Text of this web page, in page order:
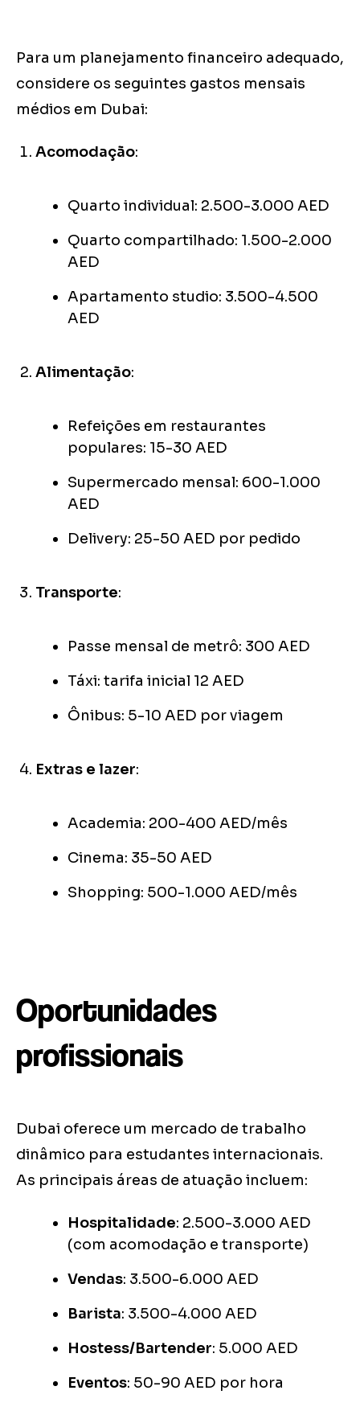
Para um planejamento financeiro adequado,
considere os seguintes gastos mensais
médios em Dubai:
Acomodação:
Quarto individual: 2.500-3.000 AED
Quarto compartilhado: 1.500-2.000
AED
Apartamento studio: 3.500-4.500
AED
Alimentação:
Refeições em restaurantes
populares: 15-30 AED
Supermercado mensal: 600-1.000
AED
Delivery: 25-50 AED por pedido
Transporte:
Passe mensal de metrô: 300 AED
Táxi: tarifa inicial 12 AED
Ônibus: 5-10 AED por viagem
Extras e lazer:
Academia: 200-400 AED/mês
Cinema: 35-50 AED
Shopping: 500-1.000 AED/mês
Oportunidades
profissionais
Dubai oferece um mercado de trabalho
dinâmico para estudantes internacionais.
As principais áreas de atuação incluem:
Hospitalidade: 2.500-3.000 AED
(com acomodação e transporte)
Vendas: 3.500-6.000 AED
Barista: 3.500-4.000 AED
Hostess/Bartender: 5.000 AED
Eventos: 50-90 AED por hora